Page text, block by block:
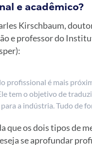
e acadêmico?
Kirschbaum,
e professor do
profissional é mais
tem o objetivo de
a indústria. Tudo de
que os dois tipos de
se aprofundar